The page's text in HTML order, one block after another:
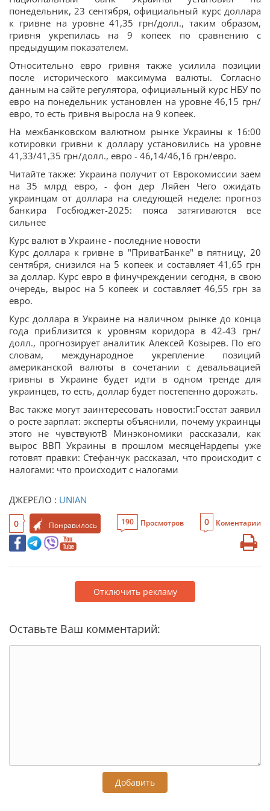
понедельник, 23 сентября, официальный курс доллара
к гривне на уровне 41,35 грн/долл., таким образом,
гривня укрепилась на 9 копеек по сравнению с
предыдущим показателем.
Относительно евро гривня также усилила позиции
после исторического максимума валюты. Согласно
данным на сайте регулятора, официальный курс НБУ по
евро на понедельник установлен на уровне 46,15 грн/
евро, то есть гривня выросла на 9 копеек.
На межбанковском валютном рынке Украины к 16:00
котировки гривни к доллару установились на уровне
41,33/41,35 грн/долл., евро - 46,14/46,16 грн/евро.
Читайте также: Украина получит от Еврокомиссии заем
на 35 млрд евро, - фон дер Ляйен Чего ожидать
украинцам от доллара на следующей неделе: прогноз
банкира Госбюджет-2025: пояса затягиваются все
сильнее
Курс валют в Украине - последние новости
Курс доллара к гривне в "ПриватБанке" в пятницу, 20
сентября, снизился на 5 копеек и составляет 41,65 грн
за доллар. Курс евро в финучреждении сегодня, в свою
очередь, вырос на 5 копеек и составляет 46,55 грн за
евро.
Курс доллара в Украине на наличном рынке до конца
года приблизится к уровням коридора в 42-43 грн/
долл., прогнозирует аналитик Алексей Козырев. По его
словам, международное укрепление позиций
американской валюты в сочетании с девальвацией
гривны в Украине будет идти в одном тренде для
украинцев, то есть, доллар будет постепенно дорожать.
Вас также могут заинтересовать новости:Госстат заявил
о росте зарплат: эксперты объяснили, почему украинцы
этого не чувствуютВ Минэкономики рассказали, как
вырос ВВП Украины в прошлом месяцеНардепы уже
готовят правки: Стефанчук рассказал, что происходит с
налогами: что происходит с налогами
ДЖЕРЕЛО : UNIAN
0 Понравилось 190 Просмотров 0 Коментарии
Отключить рекламу
Оставьте Ваш комментарий:
Добавить